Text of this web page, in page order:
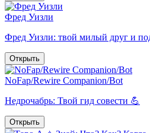
Фред Уизли
Фред Уизли: твой милый друг и
Открыть
NoFap/Rewire Companion/Bot
Недрочабрь: Твой гид совести 💪
Открыть